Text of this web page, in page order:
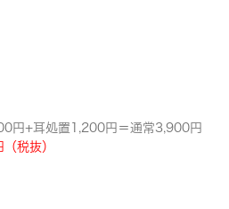
円+耳処置1,200円＝通常3,900円
税抜）